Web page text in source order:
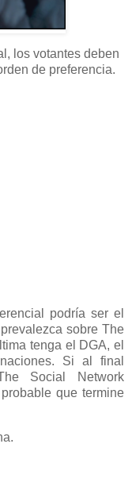
los votantes deben
de preferencia.
podría ser el
sobre The
tenga el DGA, el
Si al final
Social Network
que termine